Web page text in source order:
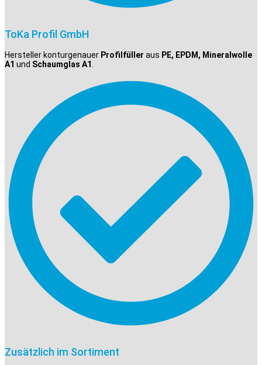
ToKa Profil GmbH
Hersteller konturgenauer Profilfüller aus PE, EPDM, Mineralwolle
A1 und Schaumglas A1.
Zusätzlich im Sortiment